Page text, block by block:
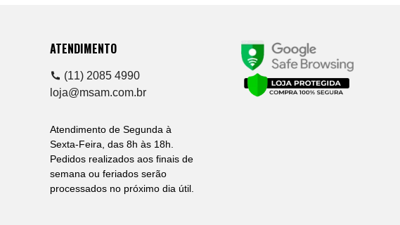
ATENDIMENTO
(11) 2085 4990
loja@msam.com.br
Atendimento de Segunda à
Sexta-Feira, das 8h às 18h.
Pedidos realizados aos finais de
semana ou feriados serão
processados no próximo dia útil.